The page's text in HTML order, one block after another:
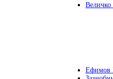
Ефимов